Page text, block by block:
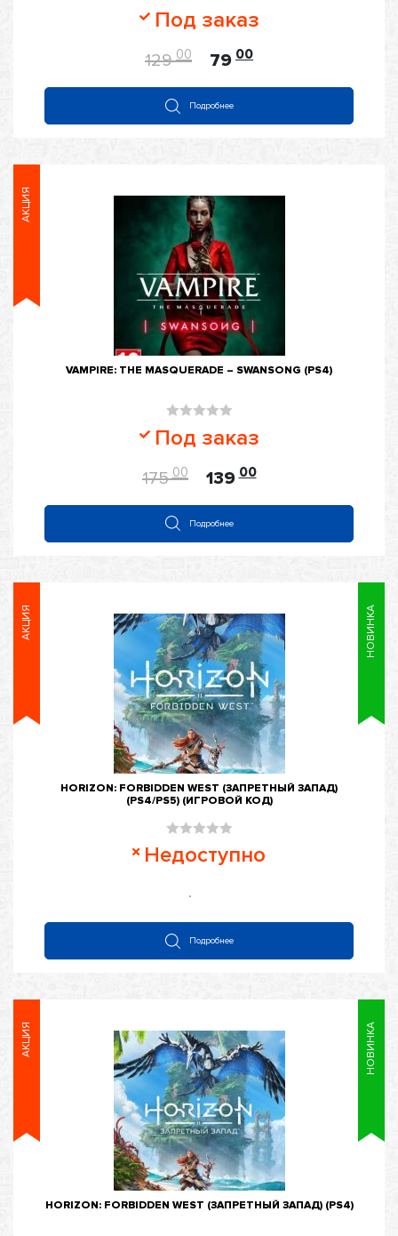
Оценка
0
из
5
Под заказ
129 00 79 00
Подробнее
АКЦИЯ
VAMPIRE: THE MASQUERADE – SWANSONG (PS4)
Оценка
0
из
5
Под заказ
175 00 139 00
Подробнее
АКЦИЯ НОВИНКА
HORIZON: FORBIDDEN WEST (ЗАПРЕТНЫЙ ЗАПАД)
(PS4/PS5) (ИГРОВОЙ КОД)
0
Недоступно
Подробнее
АКЦИЯ НОВИНКА
HORIZON: FORBIDDEN WEST (ЗАПРЕТНЫЙ ЗАПАД) (PS4)